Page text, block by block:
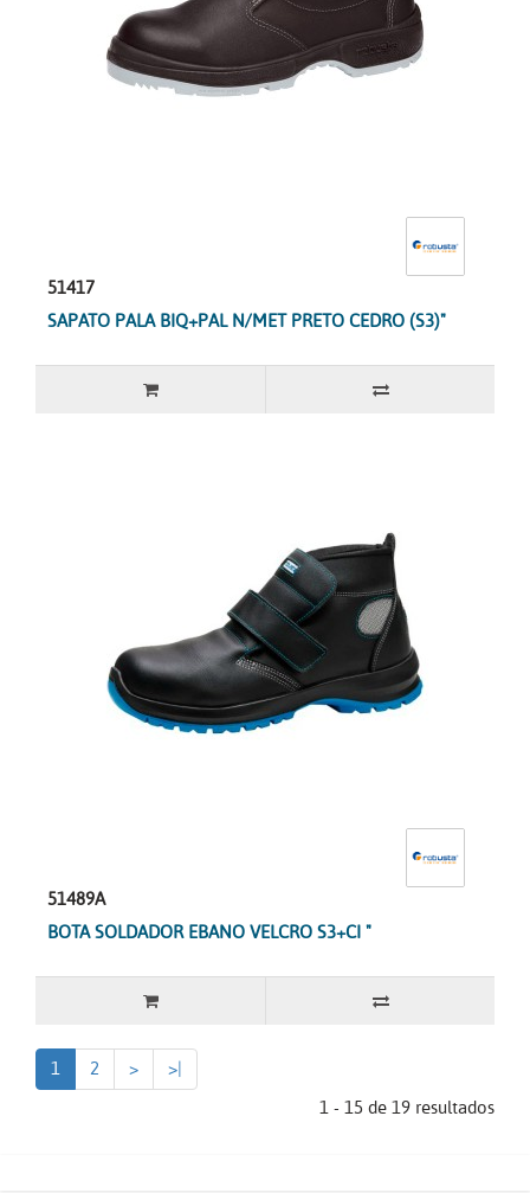
51417
SAPATO PALA BIQ+PAL N/MET PRETO CEDRO (S3)"
51489A
BOTA SOLDADOR EBANO VELCRO S3+CI "
1 2 >
>|
1 - 15 de 19 resultados